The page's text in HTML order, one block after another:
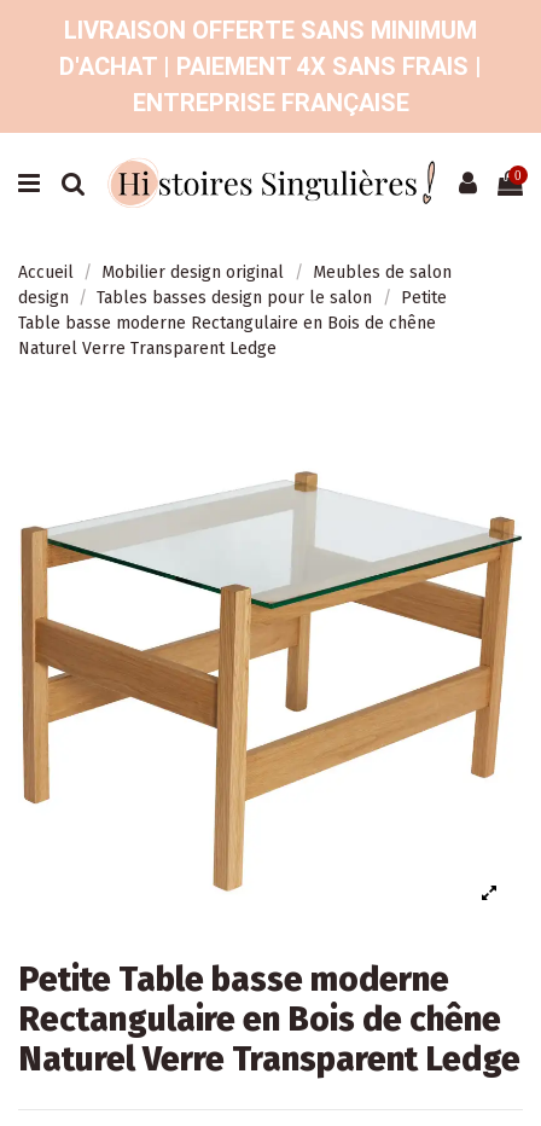
LIVRAISON OFFERTE SANS MINIMUM
D'ACHAT | PAIEMENT 4X SANS FRAIS |
ENTREPRISE FRANÇAISE
0
Accueil Mobilier design original
Meubles de salon
design
Tables basses design pour le salon
Petite
Table basse moderne Rectangulaire en Bois de chêne
Naturel Verre Transparent Ledge
Petite Table basse moderne
Rectangulaire en Bois de chêne
Naturel Verre Transparent Ledge